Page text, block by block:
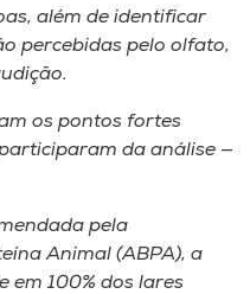
além de identificar
percebidas pelo olfato,
os pontos fortes
da análise —
pela
Animal (ABPA), a
em 100% dos lares